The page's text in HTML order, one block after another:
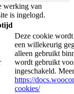
werking van
is ingelogd.
Deze cookie
een willekeurig
alleen gebruikt
wordt gebruikt
ingeschakeld.
https://
cookies/